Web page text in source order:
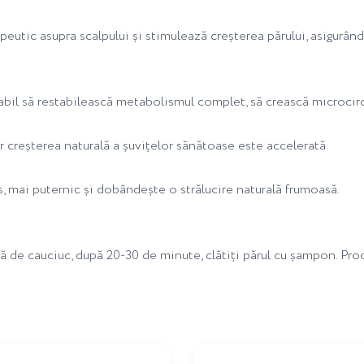
asupra scalpului și stimulează creșterea părului,
să restabilească metabolismul complet, să crească
naturală a șuvițelor sănătoase este accelerată.
puternic și dobândește o strălucire naturală frumoasă.
cauciuc, după 20-30 de minute, clătiți părul cu șampon.